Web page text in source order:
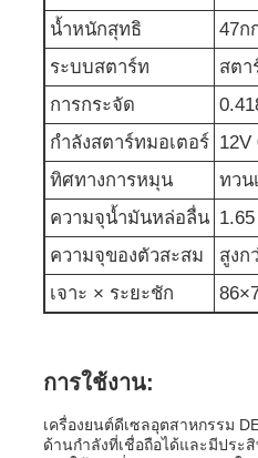
ปั๊มน้ำเสีย
น้ำหนักสุทธิ
47ก
ระบบสตาร์ท
สตา
การกระจัด
กำลังสตาร์ทมอเตอร์ 12V
ทิศทางการหมุน
ทวน
ความจุน้ำมันหล่อลื่น
ความจุของตัวสะสม
สูงก
เจาะ × ระยะชัก
การใช้งาน:
เครื่องยนต์ดีเซลอุตสาหกรรม
ด้านกำลังที่เชื่อถือได้และมีประ